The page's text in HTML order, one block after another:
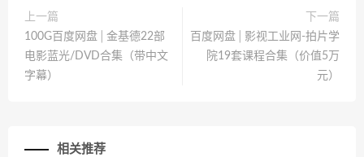
上一篇
100G百度网盘│金基德22部
电影蓝光/DVD合集（带中文
字幕）
下一篇
百度网盘│影视工业网-拍片学
院19套课程合集（价值5万
元）
相关推荐